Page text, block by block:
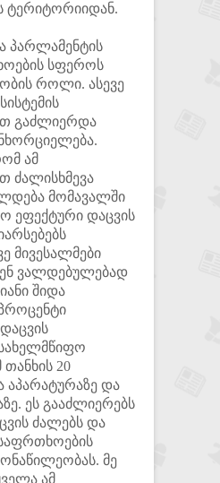
ტერიტორიიდან.
პარლამენტის
სფეროს
როლი. ასევე
გაძლიერდა
ამ
ძალისხმევა
მომავალში
ეფექტური დაცვის
მივესალმები
ვალდებულებად
შიდა
სახელმწიფო
თანხის 20
აპარატურაზე და
ეს გააძლიერებს
ძალებს და
მე
ამ